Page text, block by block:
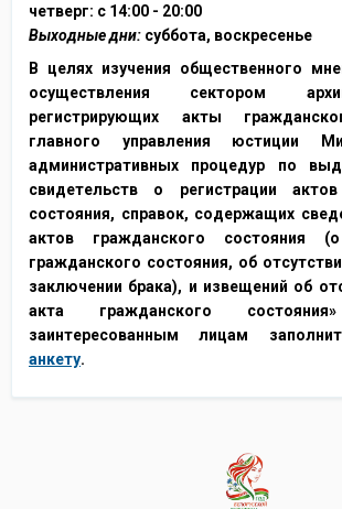
четверг: с 14:00 - 20:00
Выходные дни: суббота, воскресенье
В целях изучения общественного
осуществления сектором
регистрирующих акты
главного управления юстиции
административных процедур по
свидетельств о регистрации
состояния, справок, содержащих
актов гражданского состояния
гражданского состояния, об
заключении брака), и извещений об
акта гражданского
заинтересованным лицам
анкету.